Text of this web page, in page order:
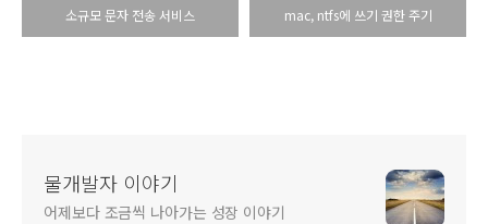
소규모 문자 전송 서비스 mac, ntfs에 쓰기 권한 주기
물개발자 이야기
어제보다 조금씩 나아가는 성장 이야기